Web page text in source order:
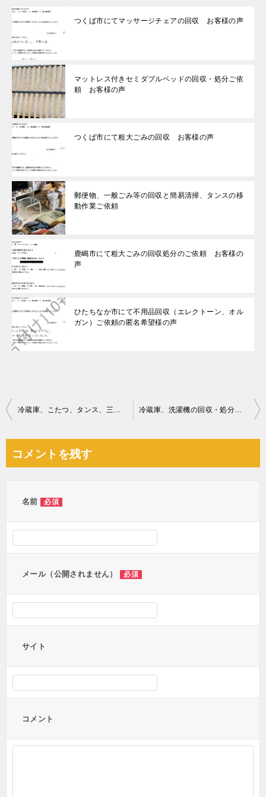
つくば市にてマッサージチェアの回収 お客様の声
マットレス付きセミダブルベッドの回収・処分ご依
頼 お客様の声
つくば市にて粗大ごみの回収 お客様の声
郵便物、一般ごみ等の回収と簡易清掃、タンスの移
動作業ご依頼
鹿嶋市にて粗大ごみの回収処分のご依頼 お客様の
声
ひたちなか市にて不用品回収（エレクトーン、オル
ガン）ご依頼の匿名希望様の声
投
ビ
冷蔵庫、こたつ、タンス、三人掛けソファー、食器棚、布団等の回収 冷蔵庫、洗濯機の回収・処分とテーブルの運搬ご依頼 お客様の声
コメントを残す
名前 必須
メール（公開されません） 必須
サイト
コメント